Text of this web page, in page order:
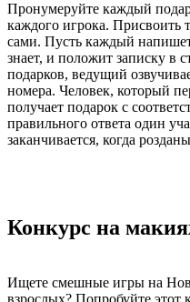
Пронумеруйте каждый
каждого игрока.
сами. Пусть каждый
знает, и положит записку в
подарков, ведущий
номера. Человек, который
получает подарок с
правильного ответа один
заканчивается, когда
Конкурс на
Ищете смешные игры на
взрослых? Попробуйте этот